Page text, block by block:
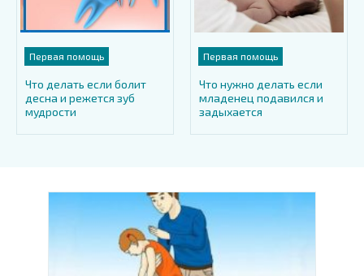
Первая помощь
Что делать если болит
десна и режется зуб
мудрости
Первая помощь
Что нужно делать если
младенец подавился и
задыхается